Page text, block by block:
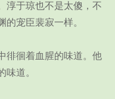
于琼也不是太傻，不
宠臣裴寂一样。
徊着血腥的味道。他
味道。